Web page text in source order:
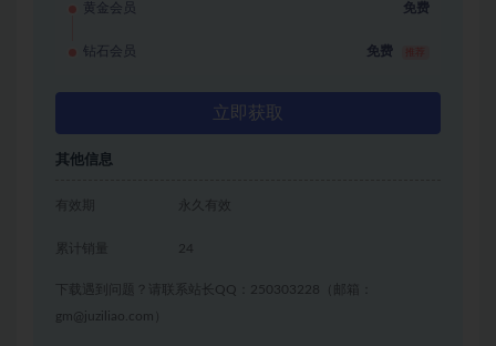
黄金会员 免费
钻石会员 免费
立即获取
其他信息
有效期 永久有效
累计销量 24
下载遇到问题？请联系站长QQ：250303228（邮箱：
gm@juziliao.com）